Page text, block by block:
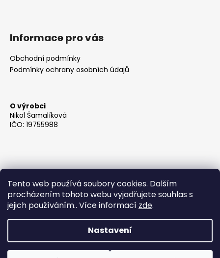
Tento web používá soubory cookies. Dalším
procházením tohoto webu vyjadřujete souhlas s
jejich používáním.. Více informací zde.
Nastavení
Informace pro vás
Obchodní podmínky
Podmínky ochrany osobních údajů
O výrobci
Nikol Šamalíková
IČO: 19755988